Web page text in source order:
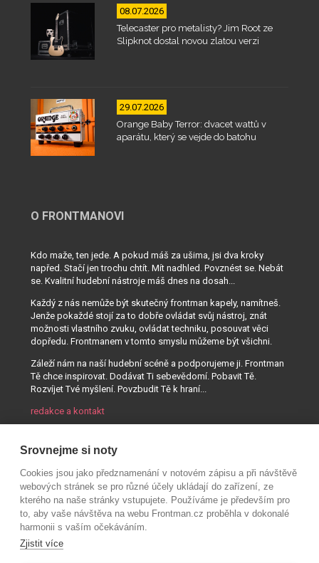
08.07.2026
Telecaster pro metalisty? Jim Root ze
Slipknot dostal novou zlatou verzi
29.07.2026
Orange Baby Terror: dvacet wattů v
aparátu, který se vejde do batohu
O FRONTMANOVI
Kdo maže, ten jede. A pokud máš za ušima, jsi dva kroky
napřed. Stačí jen trochu chtít. Mít nadhled. Povznést se. Nebát
se. Kvalitní hudební nástroje máš dnes na dosah...
Každý z nás nemůže být skutečný frontman kapely, namítneš.
Jenže pokaždé stojí za to dobře ovládat svůj nástroj, znát
možnosti vlastního zvuku, ovládat techniku, posouvat věci
dopředu. Frontmanem v tomto smyslu můžeme být všichni.
Záleží nám na naší hudební scéně a podporujeme ji. Frontman
Tě chce inspirovat. Dodávat Ti sebevědomí. Pobavit Tě.
Rozvíjet Tvé myšlení. Povzbudit Tě k hraní...
redakce a kontakt
Srovnejme si noty
Cookies jsou jako předznamenání v notovém zápisu a při návštěvě
webových stránek se pro různé účely ukládají do zařízení, ze
kterého na naše stránky vstupujete. Používáme je především pro
to, aby vaše návštěva na webu Frontman.cz proběhla v dokonalé
harmonii s vaším očekáváním.
Zjistit více